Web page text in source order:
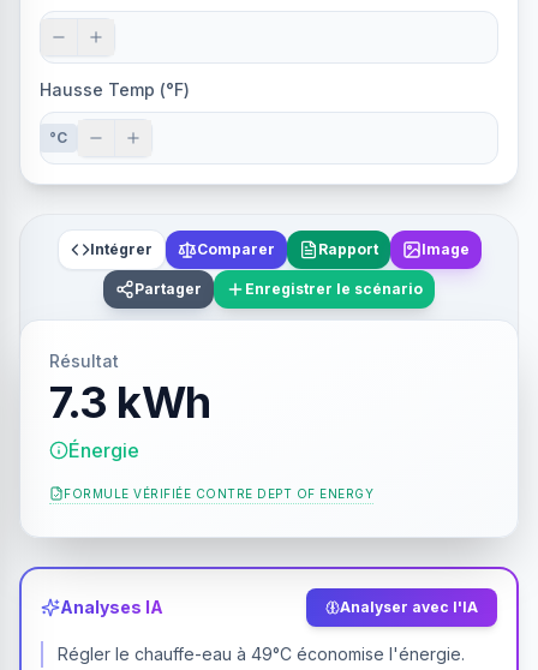
Hausse Temp (°F)
°C
Intégrer Comparer Rapport Image
Partager Enregistrer le scénario
Résultat
7.3 kWh
Énergie
FORMULE VÉRIFIÉE CONTRE DEPT OF ENERGY
Analyses IA Analyser avec l'IA
Régler le chauffe-eau à 49°C économise l'énergie.